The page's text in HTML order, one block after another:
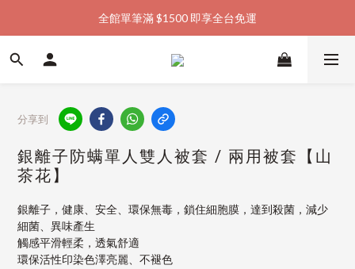
加入會員購物金  馬上領  馬上折
全館單筆滿 $1500 即享全台免運
加入會員購物金  馬上領  馬上折
分享到
銀離子防螨單人雙人被套 / 兩用被套【山
茶花】
銀離子，健康、安全、環保無毒，鎖住細胞膜，達到殺菌，減少
細菌、異味產生
觸感平滑輕柔，透氣舒適
環保活性印染色澤亮麗、不褪色